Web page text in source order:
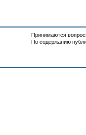
Принимаются
По содержанию